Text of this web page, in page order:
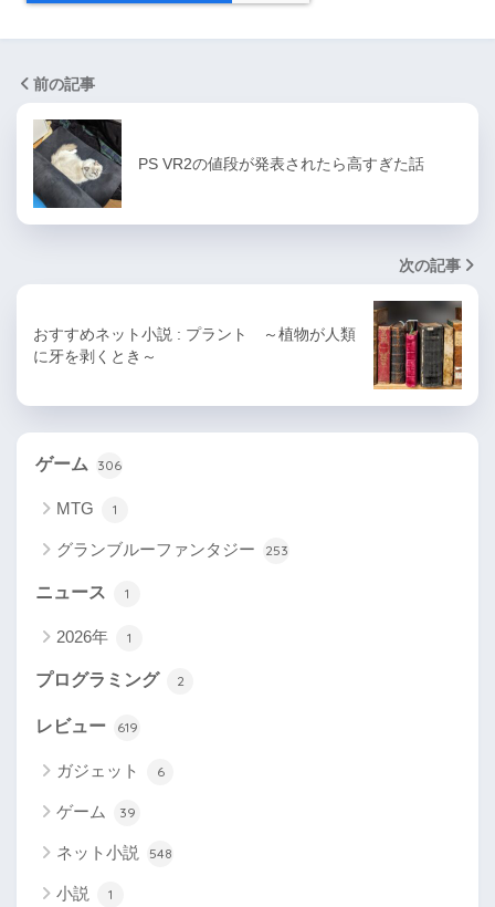
前の記事
PS VR2の値段が発表されたら高すぎた話
次の記事
おすすめネット小説 : プラント ～植物が人類
に牙を剥くとき～
ゲーム 306
MTG 1
グランブルーファンタジー 253
ニュース 1
2026年 1
プログラミング 2
レビュー 619
ガジェット 6
ゲーム 39
ネット小説 548
小説 1